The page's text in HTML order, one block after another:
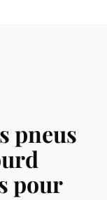
pneus
pour